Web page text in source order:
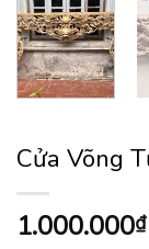
Cửa Võng
1.000.000₫